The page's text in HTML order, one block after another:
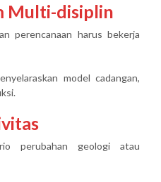
Multi-disiplin
perencanaan harus bekerja
model cadangan,
perubahan geologi atau